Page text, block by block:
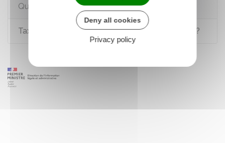
Questions ? Réponses !
Taxe de séjour touristique : quels sont les tarifs ?
Deny all cookies
Privacy policy